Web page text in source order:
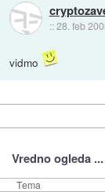
::28. feb
vidmo
Vredno ogleda ...
Tema